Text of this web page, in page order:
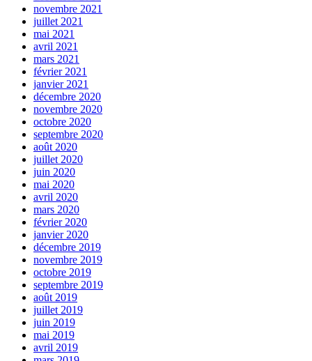
novembre 2021
juillet 2021
mai 2021
avril 2021
mars 2021
février 2021
janvier 2021
décembre 2020
novembre 2020
octobre 2020
septembre 2020
août 2020
juillet 2020
juin 2020
mai 2020
avril 2020
mars 2020
février 2020
janvier 2020
décembre 2019
novembre 2019
octobre 2019
septembre 2019
août 2019
juillet 2019
juin 2019
mai 2019
avril 2019